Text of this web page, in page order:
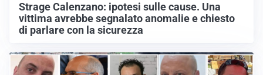
Strage Calenzano: ipotesi sulle cause. Una
vittima avrebbe segnalato anomalie e chiesto
di parlare con la sicurezza